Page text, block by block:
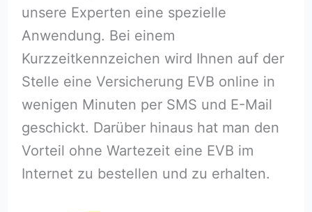
unsere Experten eine spezielle
Anwendung. Bei einem
Kurzzeitkennzeichen wird Ihnen auf der
Stelle eine Versicherung EVB online in
wenigen Minuten per SMS und E-Mail
geschickt. Darüber hinaus hat man den
Vorteil ohne Wartezeit eine EVB im
Internet zu bestellen und zu erhalten.